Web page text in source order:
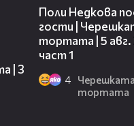
| 3
Поли Недкова
гости |
тортата | 5 авг.
част 1
4
тортата